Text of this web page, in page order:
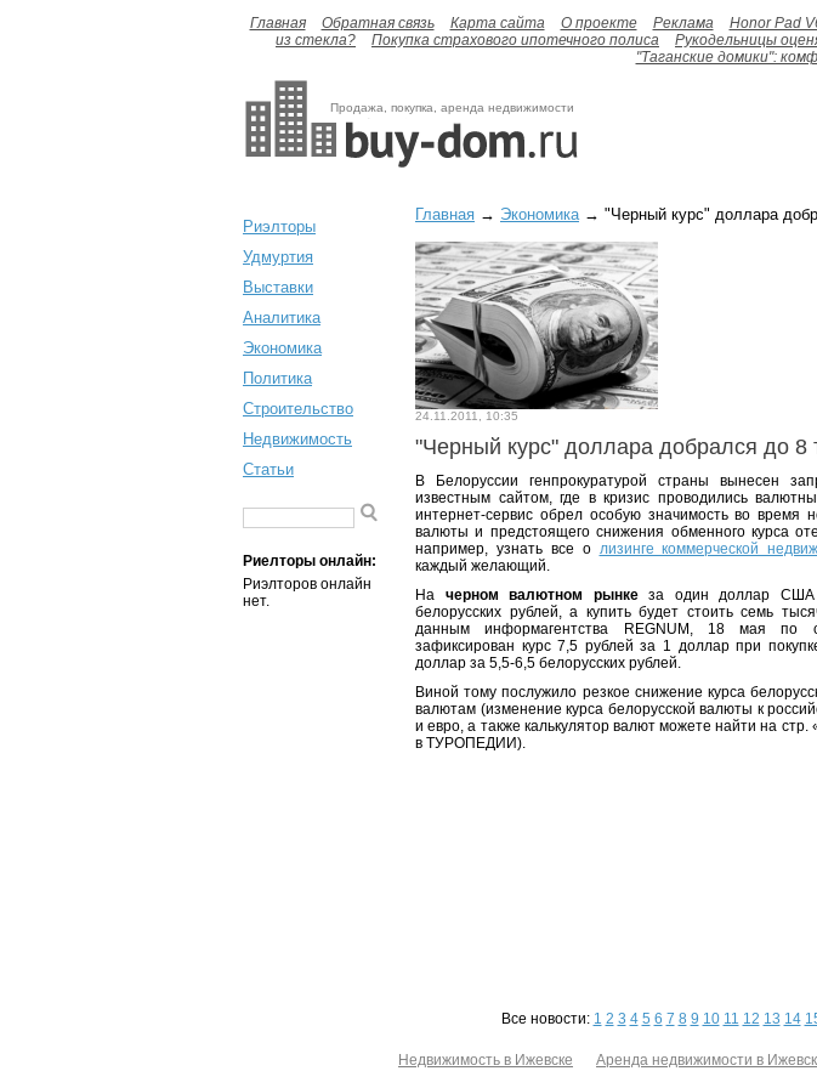
Главная Обратная связь Карта сайта О проекте Реклама Honor Pad
из стекла?
Покупка страхового ипотечного полиса Рукодельницы
"Таганские домики":
Продажа, покупка, аренда недвижимости
Риэлторы
Удмуртия
Выставки
Аналитика
Экономика
Политика
Строительство
Недвижимость
Статьи
Риелторы онлайн:
Риэлторов онлайн
нет.
Главная → Экономика→ "Черный курс" доллара
24.11.2011, 10:35
"Черный курс" доллара добрался до 8
В Белоруссии генпрокуратурой страны вынесен
известным сайтом, где в кризис проводились
интернет-сервис обрел особую значимость во время
валюты и предстоящего снижения обменного курса
например, узнать все о лизинге коммерческой
каждый желающий.
На черном валютном рынкеза один доллар США
белорусских рублей, а купить будет стоить семь
данным информагентства REGNUM, 18 мая по
зафиксирован курс 7,5 рублей за 1 доллар при
доллар за 5,5-6,5 белорусских рублей.
Виной тому послужило резкое снижение курса
валютам (изменение курса белорусской валюты к
и евро, а также калькулятор валют можете найти на стр.
в ТУРОПЕДИИ).
Все новости: 1 2 3 4 5 6 7 8 9 10 11 12 13 14
Недвижимость в Ижевске Аренда недвижимости в